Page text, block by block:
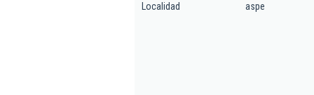
Localidad aspe